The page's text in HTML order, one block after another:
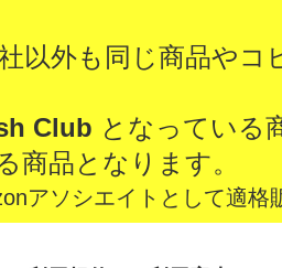
以外も同じ商品やコ
Club となっている
商品となります。
アソシエイトとして適格